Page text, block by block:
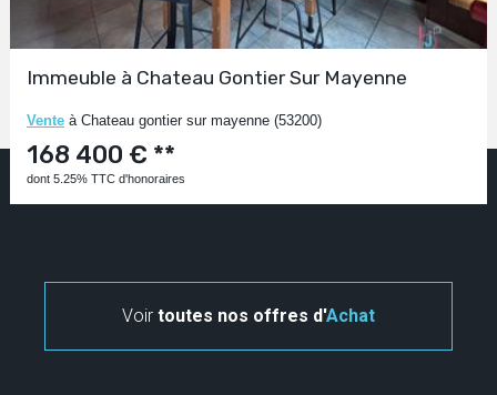
Immeuble à Chateau Gontier Sur Mayenne
Venteà Chateau gontier sur mayenne (53200)
168 400 € **
dont 5.25% TTC d'honoraires
Voir toutes nos offres d'Achat